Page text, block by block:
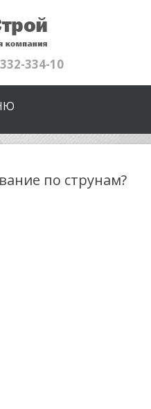
332-334-10
по струнам?